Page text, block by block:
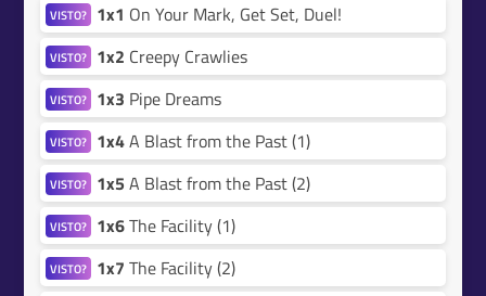
VISTO? 1x1 On Your Mark, Get Set, Duel!
VISTO? 1x2 Creepy Crawlies
VISTO? 1x3 Pipe Dreams
VISTO? 1x4A Blast from the Past (1)
VISTO? 1x5 A Blast from the Past (2)
VISTO? 1x6The Facility (1)
VISTO? 1x7 The Facility (2)